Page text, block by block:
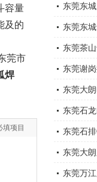
容量
及的
莞市
焊
填项目
工口诀
东莞东
哪家呢
东莞东
里可以
东莞茶
学校收
东莞谢
好,挖掘
东莞大
工技能
东莞石
电工培
东莞石
东莞大
试吗
东莞万